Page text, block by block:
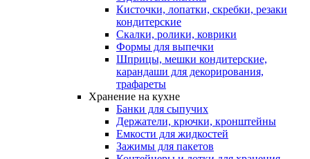
Кисточки, лопатки, скребки, резаки
кондитерские
Скалки, ролики, коврики
Формы для выпечки
Шприцы, мешки кондитерские,
карандаши для декорирования,
трафареты
Хранение на кухне
Банки для сыпучих
Держатели, крючки, кронштейны
Емкости для жидкостей
Зажимы для пакетов